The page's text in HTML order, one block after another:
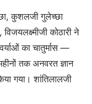
कुशलजी गुलेच्छा
कोठारी ने
का चातुर्मास —
तक अनवरत ज्ञान
गया। शांतिलालजी